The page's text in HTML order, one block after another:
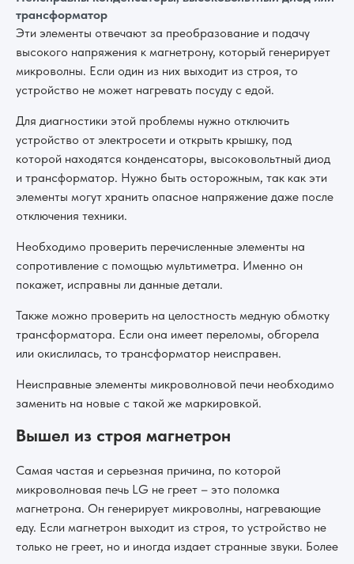
трансформатор
Эти элементы отвечают за преобразование и подачу
высокого напряжения к магнетрону, который генерирует
микроволны. Если один из них выходит из строя, то
устройство не может нагревать посуду с едой.
Для диагностики этой проблемы нужно отключить
устройство от электросети и открыть крышку, под
которой находятся конденсаторы, высоковольтный диод
и трансформатор. Нужно быть осторожным, так как эти
элементы могут хранить опасное напряжение даже после
отключения техники.
Необходимо проверить перечисленные элементы на
сопротивление с помощью мультиметра. Именно он
покажет, исправны ли данные детали.
Также можно проверить на целостность медную обмотку
трансформатора. Если она имеет переломы, обгорела
или окислилась, то трансформатор неисправен.
Неисправные элементы микроволновой печи необходимо
заменить на новые с такой же маркировкой.
Вышел из строя магнетрон
Самая частая и серьезная причина, по которой
микроволновая печь LG не греет – это поломка
магнетрона. Он генерирует микроволны, нагревающие
еду. Если магнетрон выходит из строя, то устройство не
только не греет, но и иногда издает странные звуки. Более